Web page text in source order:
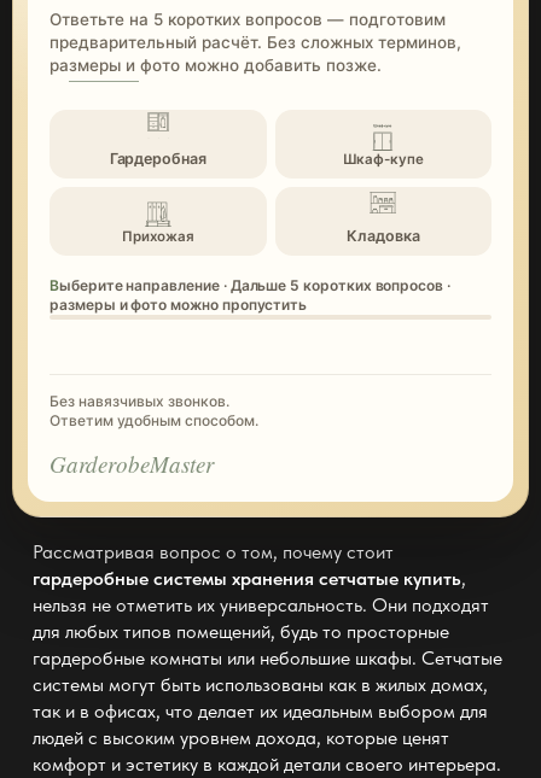
Ответьте на 5 коротких вопросов — подготовим
предварительный расчёт. Без сложных терминов,
размеры и фото можно добавить позже.
Гардеробная Шкаф-купе
Прихожая Кладовка
Выберите направление · Дальше 5 коротких вопросов ·
размеры и фото можно пропустить
Без навязчивых звонков.
Ответим удобным способом.
GarderobeMaster
Рассматривая вопрос о том, почему стоит
гардеробные системы хранения сетчатые купить,
нельзя не отметить их универсальность. Они подходят
для любых типов помещений, будь то просторные
гардеробные комнаты или небольшие шкафы. Сетчатые
системы могут быть использованы как в жилых домах,
так и в офисах, что делает их идеальным выбором для
людей с высоким уровнем дохода, которые ценят
комфорт и эстетику в каждой детали своего интерьера.